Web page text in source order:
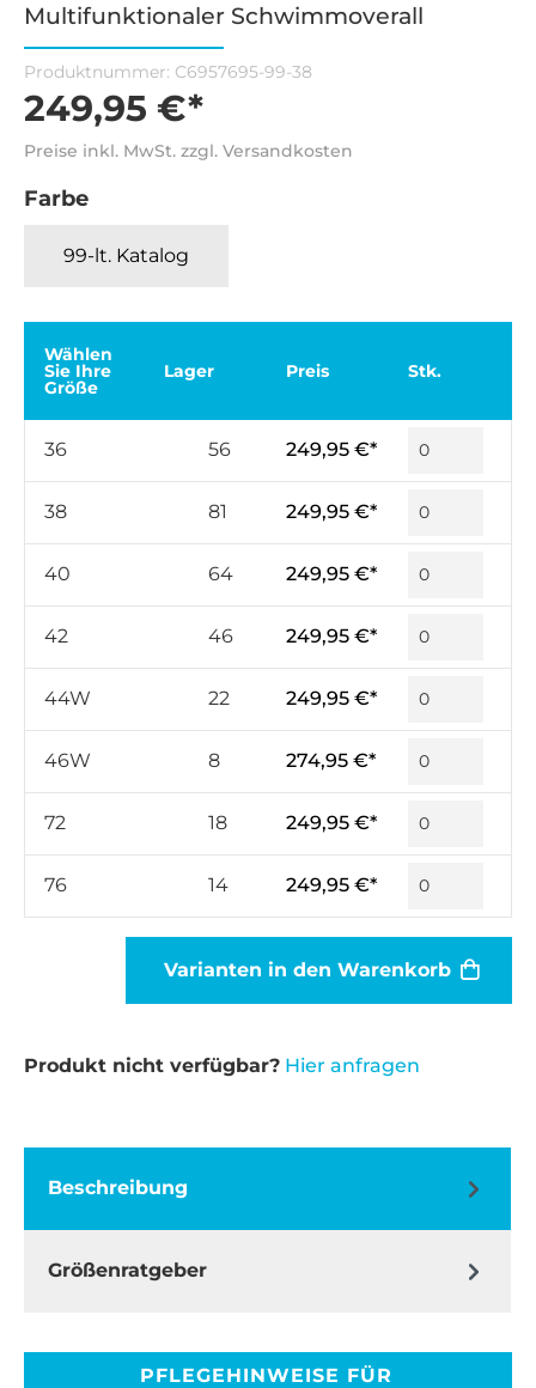
Multifunktionaler Schwimmoverall
Produktnummer: C6957695-99-38
249,95 €*
Preise inkl. MwSt. zzgl. Versandkosten
Farbe
99-lt. Katalog
Wählen
Sie Ihre
Größe
Lager Preis Stk.
36 56 249,95 €*
38 81 249,95 €*
40 64 249,95 €*
42 46 249,95 €*
44W 22 249,95 €*
46W 8 274,95 €*
72 18 249,95 €*
76 14 249,95 €*
Varianten in den Warenkorb
Produkt nicht verfügbar? Hier anfragen
Beschreibung
Größenratgeber
PFLEGEHINWEISE FÜR